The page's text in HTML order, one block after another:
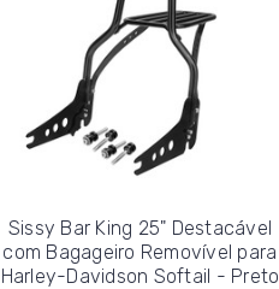
Sissy Bar King 25" Destacável
com Bagageiro Removível para
Harley-Davidson Softail - Preto